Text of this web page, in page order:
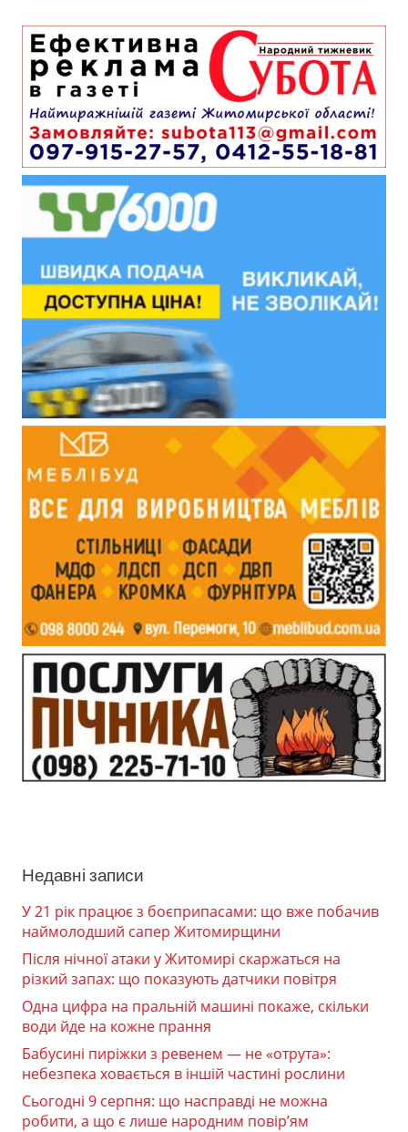
Недавні записи
У 21 рік працює з боєприпасами: що вже побачив
наймолодший сапер Житомирщини
Після нічної атаки у Житомирі скаржаться на
різкий запах: що показують датчики повітря
Одна цифра на пральній машині покаже, скільки
води йде на кожне прання
Бабусині пиріжки з ревенем — не «отрута»:
небезпека ховається в іншій частині рослини
Сьогодні 9 серпня: що насправді не можна
робити, а що є лише народним повір’ям